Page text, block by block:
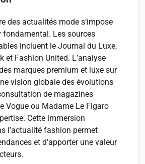
des actualités mode s’impose
fondamental. Les sources
incluent le Journal du Luxe,
et Fashion United. L’analyse
marques premium et luxe sur
vision globale des évolutions
de magazines
Vogue ou Madame Le Figaro
Cette immersion
l’actualité fashion permet
et d’apporter une valeur